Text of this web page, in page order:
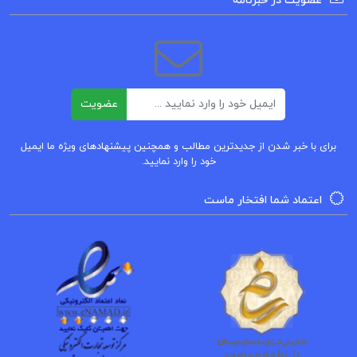
دانلود فایل کتاب زمین شناسی نفت دکتر عباس افشار
کتاب زمین شناسی نفت دکتر عباس افشار حرب
دانلود پی دی اف کتاب زمین شناسی نفت
کتاب پیشنهادی
عضویت
برای با خبر شدن از جدیدترین مطالب و همچنین پیشنهادهای ویژه ما ایمیل
خود را وارد نمایید.
اعتماد شما افتخار ماست